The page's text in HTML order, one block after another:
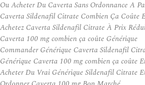
Ou Acheter Du Caverta Sans Ordonnance A
Caverta Sildenafil Citrate Combien Ça Coûte
Achetez Caverta Sildenafil Citrate À Prix
Caverta 100 mg combien ça coûte Générique
Commander Générique Caverta Sildenafil
Générique Caverta 100 mg combien ça coûte
Acheter Du Vrai Générique Sildenafil Citrate